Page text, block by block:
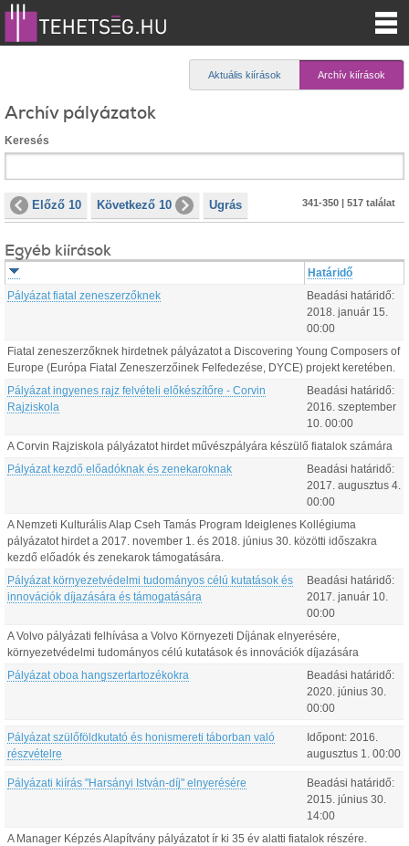
Aktuális kiírások Archív kiírások
Archív pályázatok
Keresés
Előző 10 Következő 10 Ugrás 341-350 | 517 találat
Egyéb kiírások
Határidő
Pályázat fiatal zeneszerzőknek
Beadási határidő:
2018. január 15
00:00
Fiatal zeneszerzőknek hirdetnek pályázatot a Discovering Young Composers of
Europe (Európa Fiatal Zeneszerzőinek Felfedezése, DYCE) projekt keretében.
Pályázat ingyenes rajz felvételi előkészítőre - Corvin
Rajziskola
Beadási határidő:
2016. szeptember
10 00:00
A Corvin Rajziskola pályázatot hirdet művészpályára készülő fiatalok számára
Pályázat kezdő előadóknak és zenekaroknak
Beadási határidő:
2017. augusztus 4
00:00
A Nemzeti Kulturális Alap Cseh Tamás Program Ideiglenes Kollégiuma
pályázatot hirdet a 2017. november 1. és 2018. június 30. közötti időszakra
kezdő előadók és zenekarok támogatására.
Pályázat környezetvédelmi tudományos célú kutatások és
innovációk díjazására és támogatására
Beadási határidő:
2017. január 10
00:00
A Volvo pályázati felhívása a Volvo Környezeti Díjának elnyerésére,
környezetvédelmi tudományos célú kutatások és innovációk díjazására
Pályázat oboa hangszertartozékokra
Beadási határidő:
2020. június 30
00:00
Pályázat szülőföldkutató és honismereti táborban való
részvételre
Időpont: 2016.
augusztus 1 00:00
Pályázati kiírás "Harsányi István-díj" elnyerésére
Beadási határidő:
2015. június 30
14:00
A Manager Képzés Alapítvány pályázatot ír ki 35 év alatti fiatalok részére.